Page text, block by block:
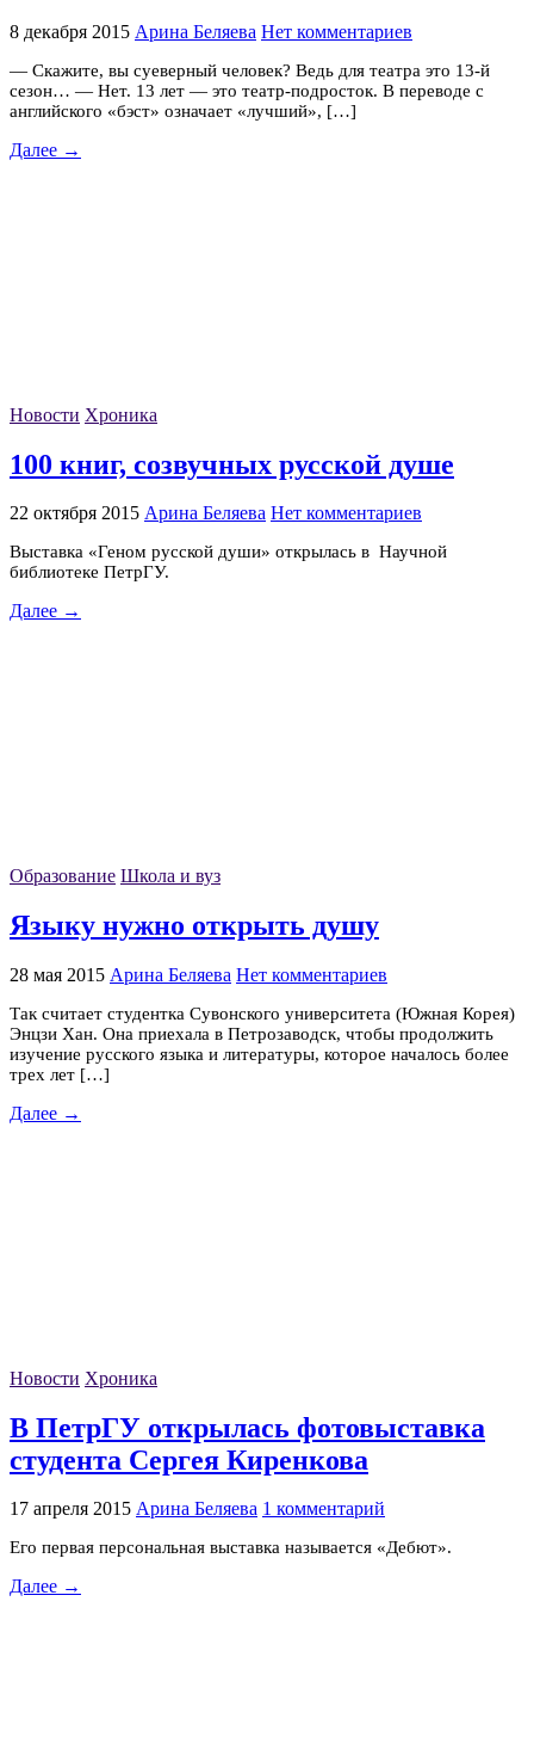
8 декабря 2015 Арина Беляева Нет комментариев
— Скажите, вы суеверный человек? Ведь для театра это 13-й
сезон… — Нет. 13 лет — это театр-подросток. В переводе с
английского «бэст» означает «лучший», […]
Далее →
Новости Хроника
100 книг, созвучных русской душе
22 октября 2015 Арина Беляева Нет комментариев
Выставка «Геном русской души» открылась в Научной
библиотеке ПетрГУ.
Далее →
Образование Школа и вуз
Языку нужно открыть душу
28 мая 2015 Арина Беляева Нет комментариев
Так считает студентка Сувонского университета (Южная Корея)
Энцзи Хан. Она приехала в Петрозаводск, чтобы продолжить
изучение русского языка и литературы, которое началось более
трех лет […]
Далее →
Новости Хроника
В ПетрГУ открылась фотовыставка
студента Сергея Киренкова
17 апреля 2015 Арина Беляева 1 комментарий
Его первая персональная выставка называется «Дебют».
Далее →